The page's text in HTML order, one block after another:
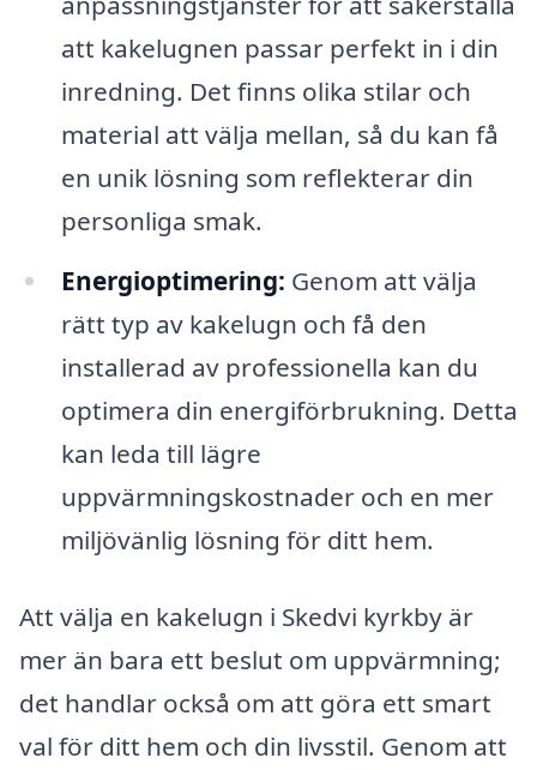
att kakelugnen passar perfekt in i din
inredning. Det finns olika stilar och
material att välja mellan, så du kan få
en unik lösning som reflekterar din
personliga smak.
Energioptimering: Genom att välja
rätt typ av kakelugn och få den
installerad av professionella kan du
optimera din energiförbrukning. Detta
kan leda till lägre
uppvärmningskostnader och en mer
miljövänlig lösning för ditt hem.
Att välja en kakelugn i Skedvi kyrkby är
mer än bara ett beslut om uppvärmning;
det handlar också om att göra ett smart
val för ditt hem och din livsstil. Genom att